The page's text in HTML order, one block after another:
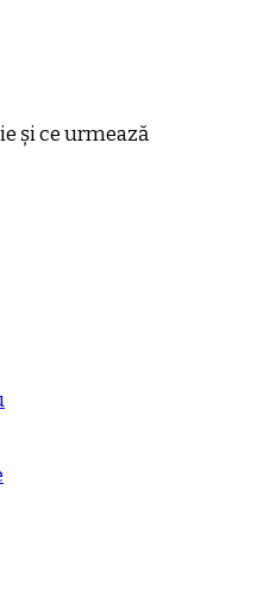
și ce urmează